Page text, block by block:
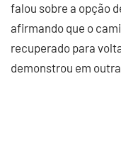
falou sobre a opção
afirmando que o
recuperado para
demonstrou em